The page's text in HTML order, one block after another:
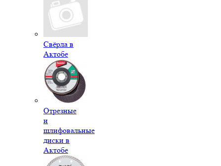
Свёрла в
Актобе
Отрезные
и
шлифовальные
диски в
Актобе